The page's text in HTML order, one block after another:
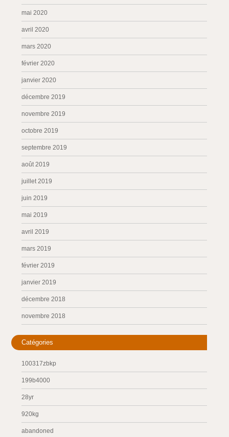
mai 2020
avril 2020
mars 2020
février 2020
janvier 2020
décembre 2019
novembre 2019
octobre 2019
septembre 2019
août 2019
juillet 2019
juin 2019
mai 2019
avril 2019
mars 2019
février 2019
janvier 2019
décembre 2018
novembre 2018
Catégories
100317zbkp
199b4000
28yr
920kg
abandoned